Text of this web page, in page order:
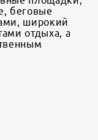
беговые
широкий
отдыха, а